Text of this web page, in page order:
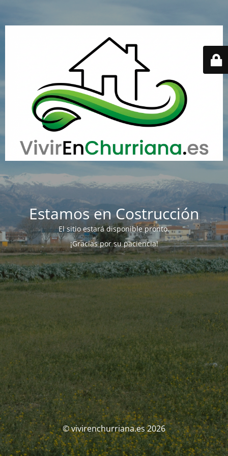
Estamos en Costrucción
El sitio estará disponible pronto.
¡Gracias por su paciencia!
© vivirenchurriana.es 2026